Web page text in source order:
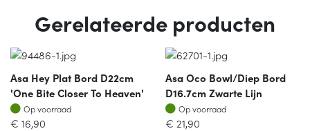
Gerelateerde producten
Asa Hey Plat Bord D22cm
'one Bite Closer To Heaven'
Op voorraad
Op voorraad
€ 16,90
Asa Oco Bowl/diep Bord
D16.7cm Zwarte Lijn
Op voorraad
Op voorraad
€ 21,90